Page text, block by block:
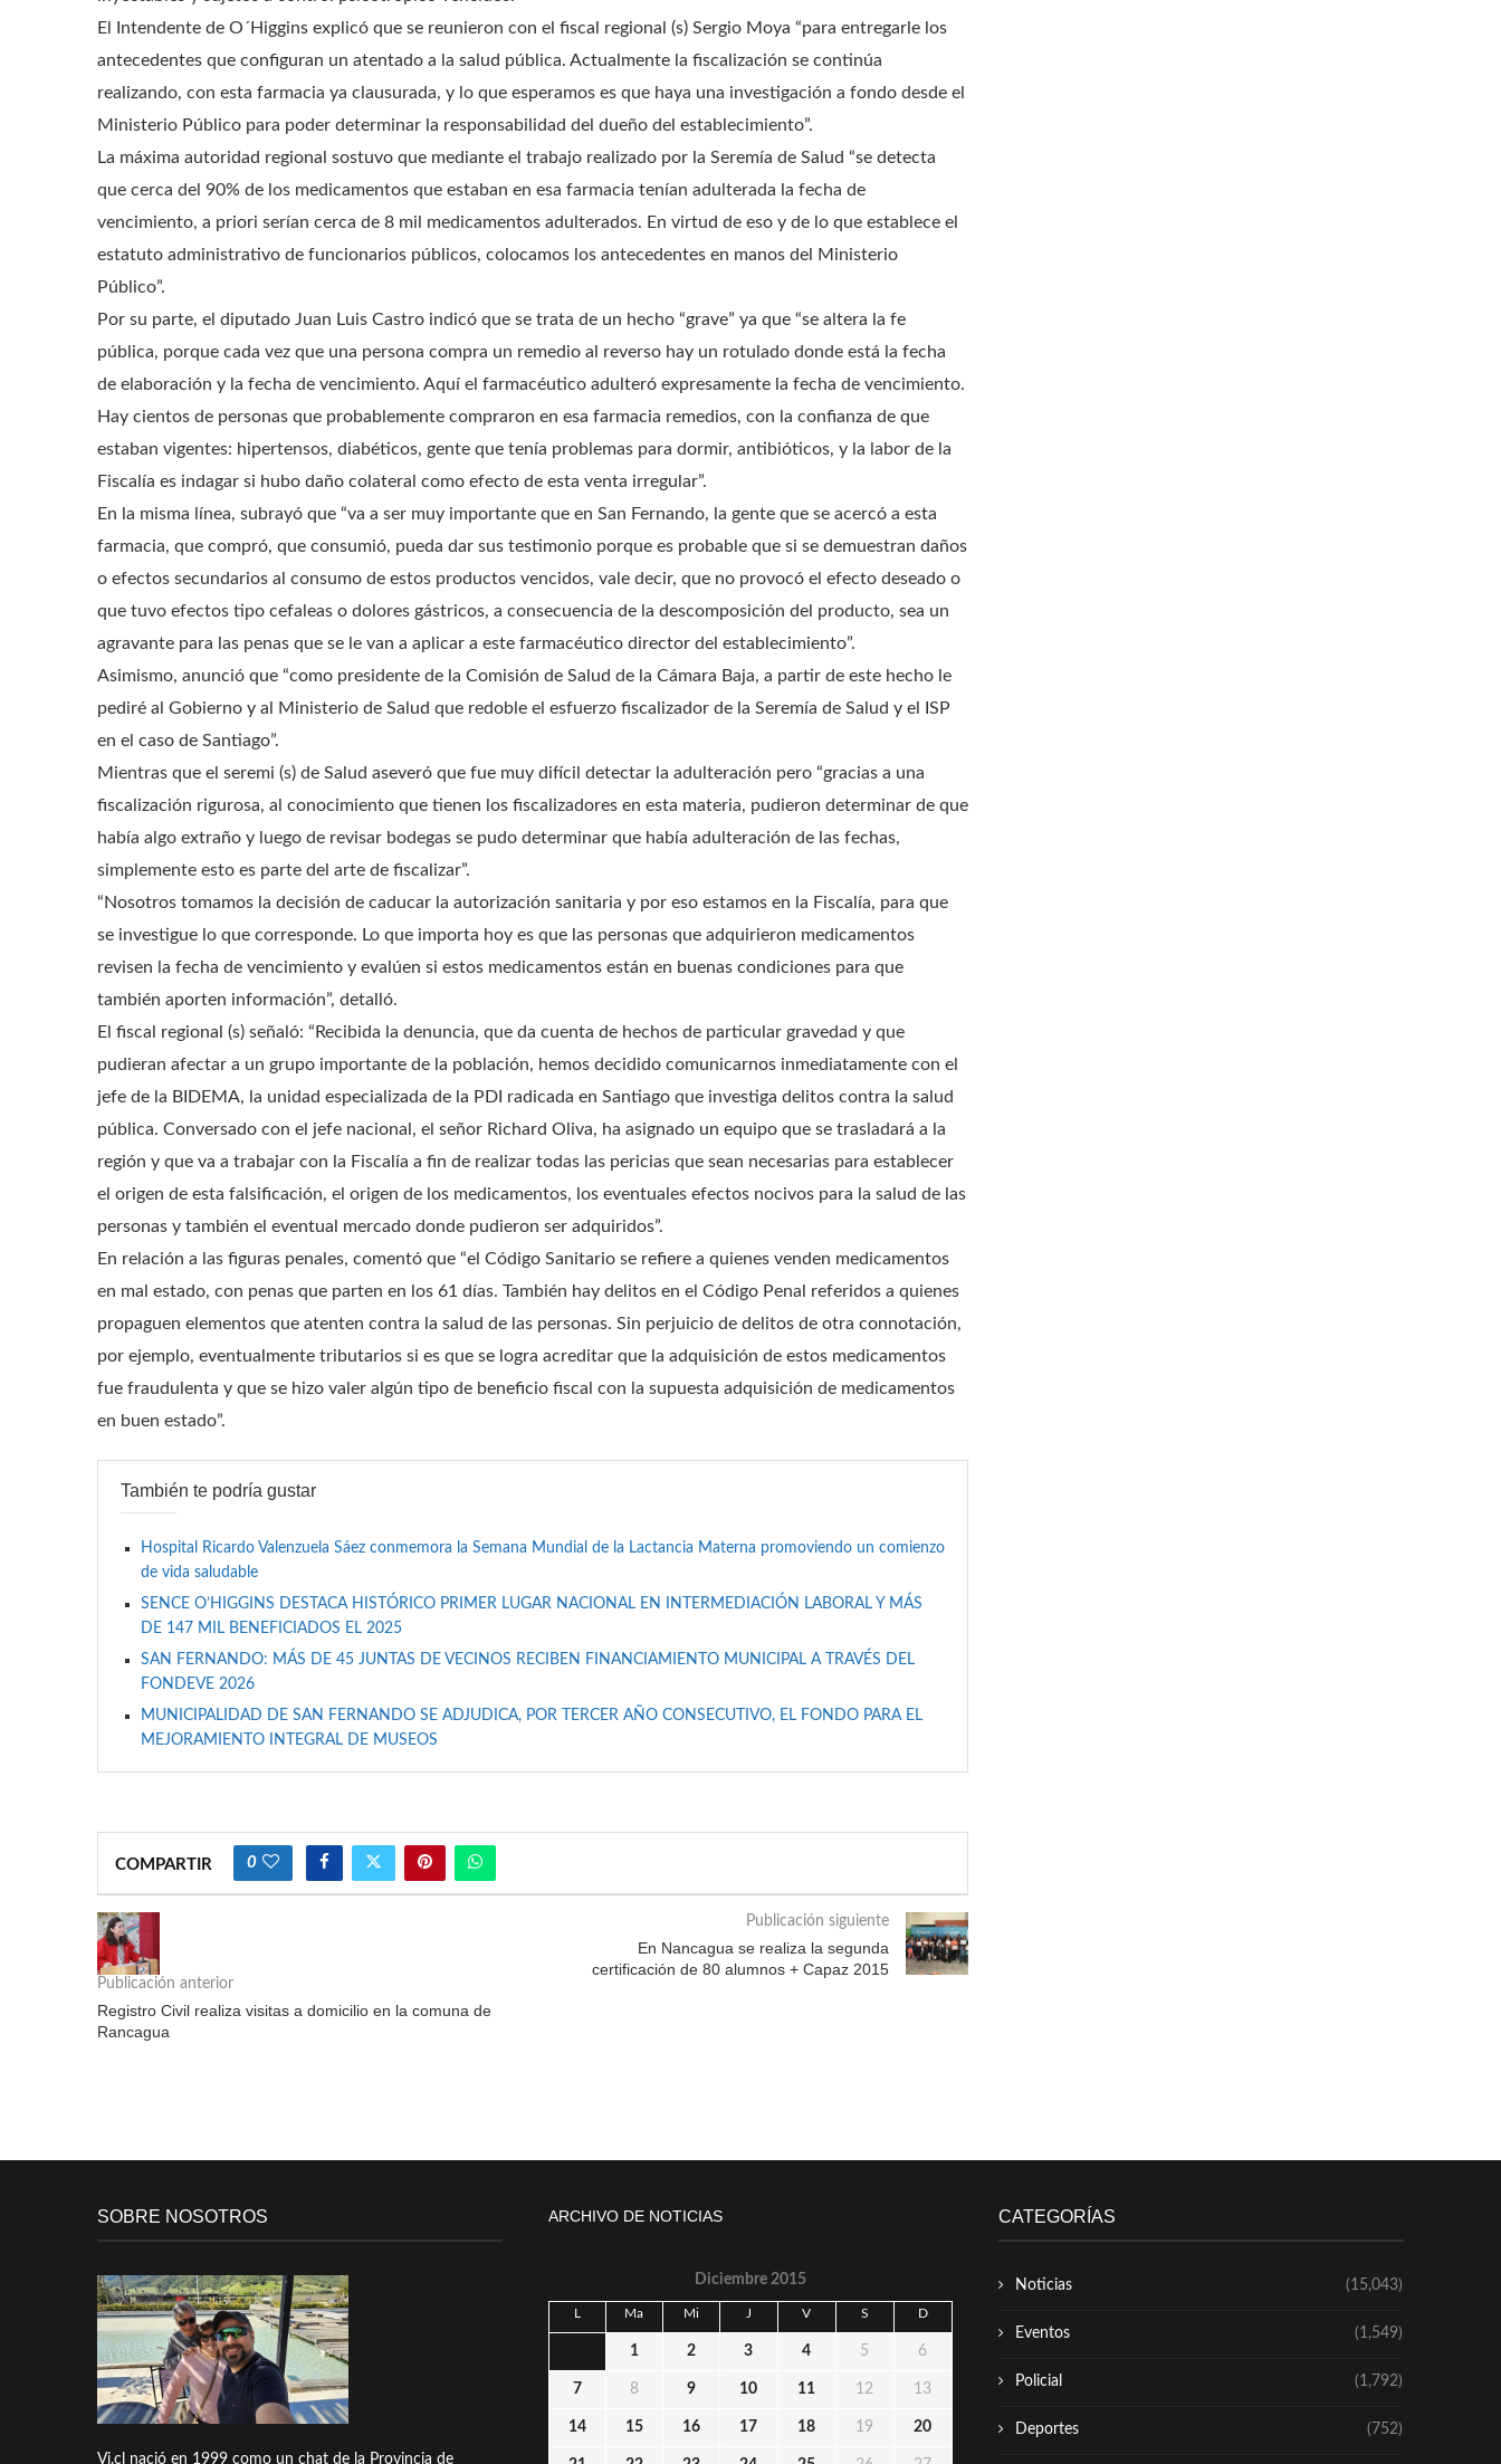
El Intendente de O´Higgins explicó que se reunieron con el fiscal regional (s) Sergio Moya “para entregarle los
antecedentes que configuran un atentado a la salud pública. Actualmente la fiscalización se continúa
realizando, con esta farmacia ya clausurada, y lo que esperamos es que haya una investigación a fondo desde el
Ministerio Público para poder determinar la responsabilidad del dueño del establecimiento”.
La máxima autoridad regional sostuvo que mediante el trabajo realizado por la Seremía de Salud “se detecta
que cerca del 90% de los medicamentos que estaban en esa farmacia tenían adulterada la fecha de
vencimiento, a priori serían cerca de 8 mil medicamentos adulterados. En virtud de eso y de lo que establece el
estatuto administrativo de funcionarios públicos, colocamos los antecedentes en manos del Ministerio
Público”.
Por su parte, el diputado Juan Luis Castro indicó que se trata de un hecho “grave” ya que “se altera la fe
pública, porque cada vez que una persona compra un remedio al reverso hay un rotulado donde está la fecha
de elaboración y la fecha de vencimiento. Aquí el farmacéutico adulteró expresamente la fecha de vencimiento.
Hay cientos de personas que probablemente compraron en esa farmacia remedios, con la confianza de que
estaban vigentes: hipertensos, diabéticos, gente que tenía problemas para dormir, antibióticos, y la labor de la
Fiscalía es indagar si hubo daño colateral como efecto de esta venta irregular”.
En la misma línea, subrayó que “va a ser muy importante que en San Fernando, la gente que se acercó a esta
farmacia, que compró, que consumió, pueda dar sus testimonio porque es probable que si se demuestran daños
o efectos secundarios al consumo de estos productos vencidos, vale decir, que no provocó el efecto deseado o
que tuvo efectos tipo cefaleas o dolores gástricos, a consecuencia de la descomposición del producto, sea un
agravante para las penas que se le van a aplicar a este farmacéutico director del establecimiento”.
Asimismo, anunció que “como presidente de la Comisión de Salud de la Cámara Baja, a partir de este hecho le
pediré al Gobierno y al Ministerio de Salud que redoble el esfuerzo fiscalizador de la Seremía de Salud y el ISP
en el caso de Santiago”.
Mientras que el seremi (s) de Salud aseveró que fue muy difícil detectar la adulteración pero “gracias a una
fiscalización rigurosa, al conocimiento que tienen los fiscalizadores en esta materia, pudieron determinar de que
había algo extraño y luego de revisar bodegas se pudo determinar que había adulteración de las fechas,
simplemente esto es parte del arte de fiscalizar”.
“Nosotros tomamos la decisión de caducar la autorización sanitaria y por eso estamos en la Fiscalía, para que
se investigue lo que corresponde. Lo que importa hoy es que las personas que adquirieron medicamentos
revisen la fecha de vencimiento y evalúen si estos medicamentos están en buenas condiciones para que
también aporten información”, detalló.
El fiscal regional (s) señaló: “Recibida la denuncia, que da cuenta de hechos de particular gravedad y que
pudieran afectar a un grupo importante de la población, hemos decidido comunicarnos inmediatamente con el
jefe de la BIDEMA, la unidad especializada de la PDI radicada en Santiago que investiga delitos contra la salud
pública. Conversado con el jefe nacional, el señor Richard Oliva, ha asignado un equipo que se trasladará a la
región y que va a trabajar con la Fiscalía a fin de realizar todas las pericias que sean necesarias para establecer
el origen de esta falsificación, el origen de los medicamentos, los eventuales efectos nocivos para la salud de las
personas y también el eventual mercado donde pudieron ser adquiridos”.
En relación a las figuras penales, comentó que “el Código Sanitario se refiere a quienes venden medicamentos
en mal estado, con penas que parten en los 61 días. También hay delitos en el Código Penal referidos a quienes
propaguen elementos que atenten contra la salud de las personas. Sin perjuicio de delitos de otra connotación,
por ejemplo, eventualmente tributarios si es que se logra acreditar que la adquisición de estos medicamentos
fue fraudulenta y que se hizo valer algún tipo de beneficio fiscal con la supuesta adquisición de medicamentos
en buen estado”.
También te podría gustar
Hospital Ricardo Valenzuela Sáez conmemora la Semana Mundial de la Lactancia Materna promoviendo un comienzo
de vida saludable
SENCE O’HIGGINS DESTACA HISTÓRICO PRIMER LUGAR NACIONAL EN INTERMEDIACIÓN LABORAL Y MÁS
DE 147 MIL BENEFICIADOS EL 2025
SAN FERNANDO: MÁS DE 45 JUNTAS DE VECINOS RECIBEN FINANCIAMIENTO MUNICIPAL A TRAVÉS DEL
FONDEVE 2026
MUNICIPALIDAD DE SAN FERNANDO SE ADJUDICA, POR TERCER AÑO CONSECUTIVO, EL FONDO PARA EL
MEJORAMIENTO INTEGRAL DE MUSEOS
COMPARTIR 0
Publicación anterior
Registro Civil realiza visitas a domicilio en la comuna de
Rancagua
Publicación siguiente
En Nancagua se realiza la segunda
certificación de 80 alumnos + Capaz 2015
SOBRE NOSOTROS
Vi.cl nació en 1999 como un chat de la Provincia de
ARCHIVO DE NOTICIAS
Diciembre 2015
L Ma Mi J V S D
1 2 3 4 5 6
7 8 9 10 11 12 13
14 15 16 17 18 19 20
CATEGORÍAS
Noticias (15,043)
Eventos (1,549)
Policial (1,792)
Deportes (752)